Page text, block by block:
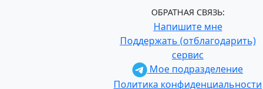
ОБРАТНАЯ СВЯЗЬ:
Напишите мне
Поддержать (отблагодарить)
сервис
Мое подразделение
Политика конфиденциальности